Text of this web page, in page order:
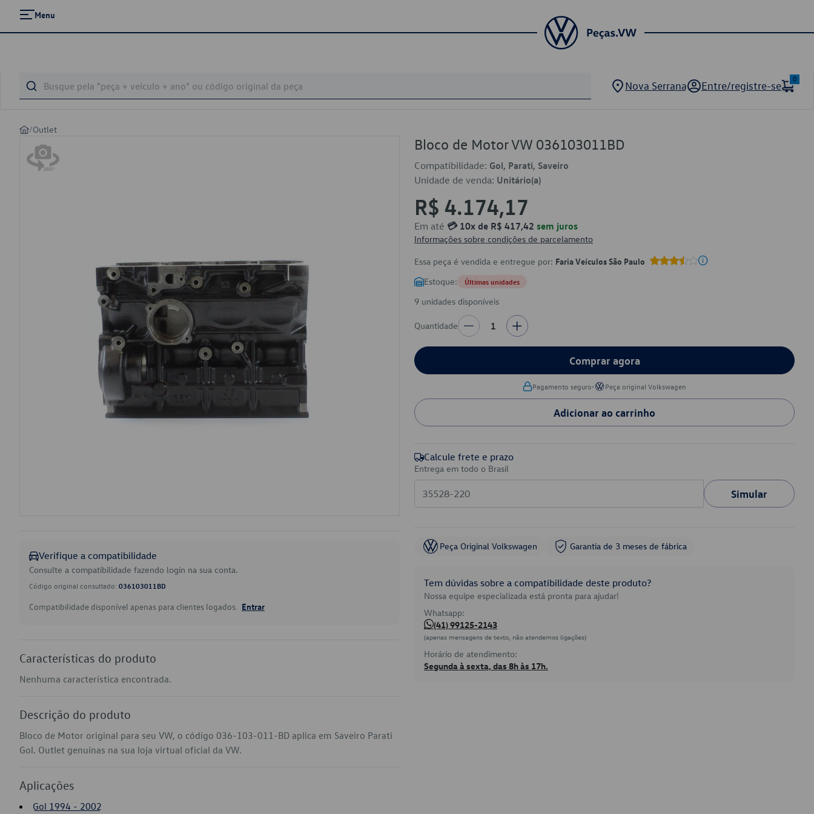
Menu
Nova Serrana Entre/registre-se
0
/Outlet
Verifique a compatibilidade
Consulte a compatibilidade fazendo login na sua conta.
Código original consultado: 036103011BD
Compatibilidade disponível apenas para clientes logados. Entrar
Características do produto
Nenhuma característica encontrada.
Descrição do produto
Bloco de Motor original para seu VW, o código 036-103-011-BD aplica em Saveiro Parati
Gol. Outlet genuínas na sua loja virtual oficial da VW.
Aplicações
Gol 1994 - 2002
Bloco de Motor VW 036103011BD
Compatibilidade: Gol, Parati, Saveiro
Unidade de venda: Unitário(a)
R$ 4.174,17
Em até 💳 10x de R$ 417,42 sem juros
Informações sobre condições de parcelamento
Essa peça é vendida e entregue por: Faria Veículos São Paulo
Estoque: Últimas unidades
9 unidades disponíveis
Quantidade 1
Comprar agora
Pagamento seguro• Peça original Volkswagen
Adicionar ao carrinho
Calcule frete e prazo
Entrega em todo o Brasil
Simular
Peça Original Volkswagen Garantia de 3 meses de fábrica
Tem dúvidas sobre a compatibilidade deste produto?
Nossa equipe especializada está pronta para ajudar!
Whatsapp:
(41) 99125-2143
(apenas mensagens de texto, não atendemos ligações)
Horário de atendimento:
Segunda à sexta, das 8h às 17h.